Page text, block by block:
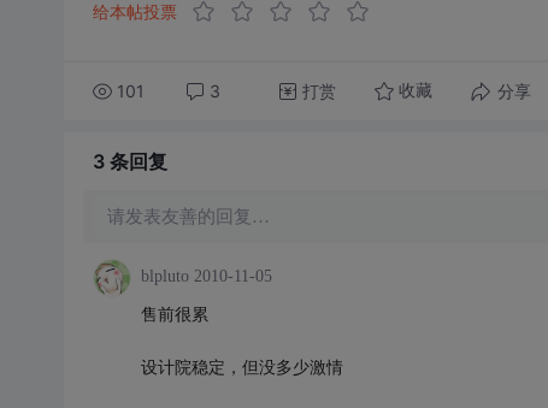
给本帖投票
101 3 打赏 收藏 分享
3 条回复
请发表友善的回复…
blpluto 2010-11-05
售前很累
设计院稳定，但没多少激情